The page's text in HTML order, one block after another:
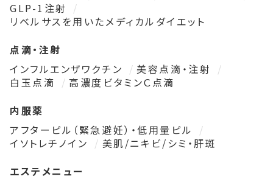
GLP-1注射
リベルサスを用いたメディカルダイエット
点滴・注射
インフルエンザワクチン
美容点滴・注射
白玉点滴
高濃度ビタミンＣ点滴
内服薬
アフターピル（緊急避妊）・低用量ピル
イソトレチノイン
美肌/ニキビ/シミ・肝斑
エステメニュー